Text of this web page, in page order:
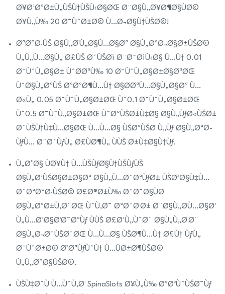
Ø¥Ø³ØªØ±Ù„ÙŠÙ†ÙŠÙ‹Ø§ØŒ Ø¨Ø§Ù„Ø¥Ø¶Ø§ÙØ©
Ø¥Ù„Ù‰ 20 Ø¯ÙˆØ±Ø© Ù…Ø¬Ø§Ù†ÙŠØ©!
ØªØºØ·ÙŠ Ø§Ù„Ø¹Ù„Ø§Ù…Ø§Øª Ø§Ù„ØªØ¬Ø§Ø±ÙŠØ©
Ù„Ù„Ù…Ø§Ù„ Ø£ÙŠ Ø´ÙŠØ¡ Ø¨Ø¯Ø¡Ù‹Ø§ Ù…Ù† 0.01
Ø¯ÙˆÙ„Ø§Ø± ÙˆØ­ØªÙ‰ 10 Ø¯ÙˆÙ„Ø§Ø±Ø§ØªØŒ
ÙˆØ§Ù„ØªÙŠ ØªØªØ¶Ù…Ù† Ø§Ø­ØªÙ…Ø§Ù„Ø§Øª Ù…
Ø«Ù„ 0.05 Ø¯ÙˆÙ„Ø§Ø±ØŒ Ùˆ0.1 Ø¯ÙˆÙ„Ø§Ø±ØŒ
Ùˆ0.5 Ø¯ÙˆÙ„Ø§Ø±ØŒ ÙˆØºÙŠØ±Ù‡Ø§ Ø§Ù„ÙƒØ«ÙŠØ±
Ø¨ÙŠÙ†Ù‡Ù…Ø§ØŒ Ù…Ù…Ø§ ÙŠØªÙŠØ­ Ù„Ùƒ Ø§Ù„ØªØ­
ÙƒÙ… Ø¨Ø´ÙƒÙ„ Ø£ÙØ¶Ù„ ÙÙŠ Ø±Ù‡Ø§Ù†Ùƒ.
Ù„Ø°Ø§ ÙØ¥Ù† Ù…ÙŠÙƒØ§Ù†ÙŠÙƒÙŠ
Ø§Ù„Ø³ÙŠØ§Ø±Ø§Øª Ø§Ù„Ù…Ø¨ØªÙƒØ± ÙŠØ³Ø§Ù‡Ù…
Ø¨ØªØºØ·ÙŠØ© Ø£Ø®Ø±Ù‰ Ø¨Ø¯Ø§ÙØ¹
Ø§Ù„ØªØ±Ù‚Ø¨ØŒ ÙˆÙ‚Ø¯ ØªØ´Ø¹Ø± Ø¨Ø§Ù„Ø­Ù…Ø§Ø³
Ù„Ù…Ø³Ø§Ø¹Ø¯ØªÙƒ ÙÙŠ Ø£Ø³Ù„ÙˆØ¨ Ø§Ù„Ù„Ø¹Ø¨
Ø§Ù„Ø¬Ø¯ÙŠØ¯ØŒ Ù…Ù…Ø§ ÙŠØ¶Ù…Ù† Ø£Ù† ÙƒÙ„
Ø¯ÙˆØ±Ø© Ø³ØªÙƒÙˆÙ† Ù…ÙØ±Ø¶ÙŠØ©
Ù„Ù„ØºØ§ÙŠØ©.
ÙŠÙ‡Ø¯Ù Ù…ÙˆÙ‚Ø¹ SpinaSlots Ø¥Ù„Ù‰ ØªØ²ÙˆÙŠØ¯Ùƒ